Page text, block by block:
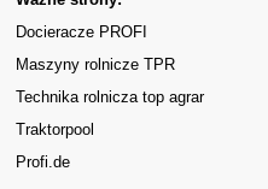
Docieracze PROFI
Maszyny rolnicze TPR
Technika rolnicza top agrar
Traktorpool
Profi.de